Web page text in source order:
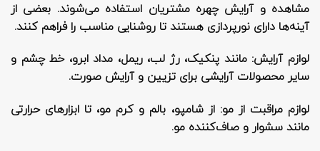
مشاهده و آرایش چهره مشتریان استفاده می‌شوند. بعضی از
آینه‌ها دارای نورپردازی هستند تا روشنایی مناسب را فراهم کنند.
لوازم آرایش: مانند پنکیک، رژ لب، ریمل، مداد ابرو، خط چشم و
سایر محصولات آرایشی برای تزیین و آرایش صورت.
لوازم مراقبت از مو: از شامپو، بالم و کرم مو، تا ابزارهای حرارتی
مانند سشوار و صاف‌کننده مو.